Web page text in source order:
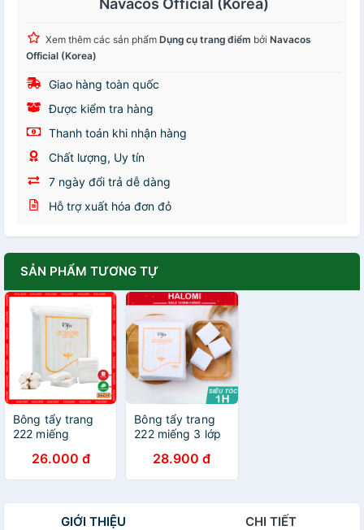
Navacos Official (Korea)
Xem thêm các sản phẩm Dụng cụ trang điểm bởi Navacos
Official (Korea)
Giao hàng toàn quốc
Được kiểm tra hàng
Thanh toán khi nhận hàng
Chất lượng, Uy tín
7 ngày đổi trả dễ dàng
Hỗ trợ xuất hóa đơn đỏ
SẢN PHẨM TƯƠNG TỰ
Bông tẩy trang
222 miếng
lớp FM mềm mịn
bằng bông tự
26.000 đ
Bông tẩy trang
222 miếng 3 lớp
chính hãng
HALOMI
28.900 đ
GIỚI THIỆU CHI TIẾT